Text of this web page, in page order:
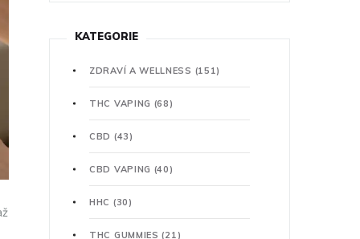
KATEGORIE
ZDRAVÍ A WELLNESS (151)
THC VAPING (68)
CBD (43)
CBD VAPING (40)
HHC (30)
THC GUMMIES(21)